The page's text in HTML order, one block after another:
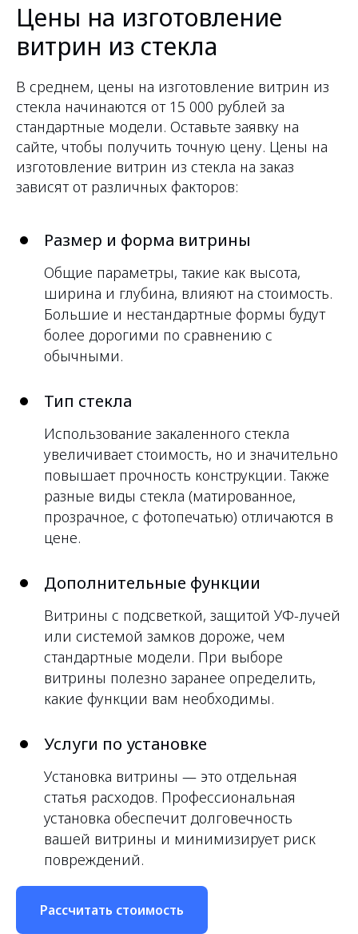
Цены на изготовление
витрин из стекла
В среднем, цены на изготовление витрин из
стекла начинаются от 15 000 рублей за
стандартные модели. Оставьте заявку на
сайте, чтобы получить точную цену. Цены на
изготовление витрин из стекла на заказ
зависят от различных факторов:
Размер и форма витрины
Общие параметры, такие как высота,
ширина и глубина, влияют на стоимость.
Большие и нестандартные формы будут
более дорогими по сравнению с
обычными.
Тип стекла
Использование закаленного стекла
увеличивает стоимость, но и значительно
повышает прочность конструкции. Также
разные виды стекла (матированное,
прозрачное, с фотопечатью) отличаются в
цене.
Дополнительные функции
Витрины с подсветкой, защитой УФ-лучей
или системой замков дороже, чем
стандартные модели. При выборе
витрины полезно заранее определить,
какие функции вам необходимы.
Услуги по установке
Установка витрины — это отдельная
статья расходов. Профессиональная
установка обеспечит долговечность
вашей витрины и минимизирует риск
повреждений.
Рассчитать стоимость